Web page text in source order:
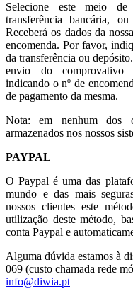
Selecione este meio
transferência bancária,
Receberá os dados da
encomenda. Por favor,
da transferência ou
envio do comprovativo
indicando o nº de
de pagamento da mesma.
Nota: em nenhum dos
armazenados nos nossos
PAYPAL
O Paypal é uma das
mundo e das mais
nossos clientes este
utilização deste método,
conta Paypal e
Alguma dúvida estamos à
069 (custo chamada rede
info@diwia.pt